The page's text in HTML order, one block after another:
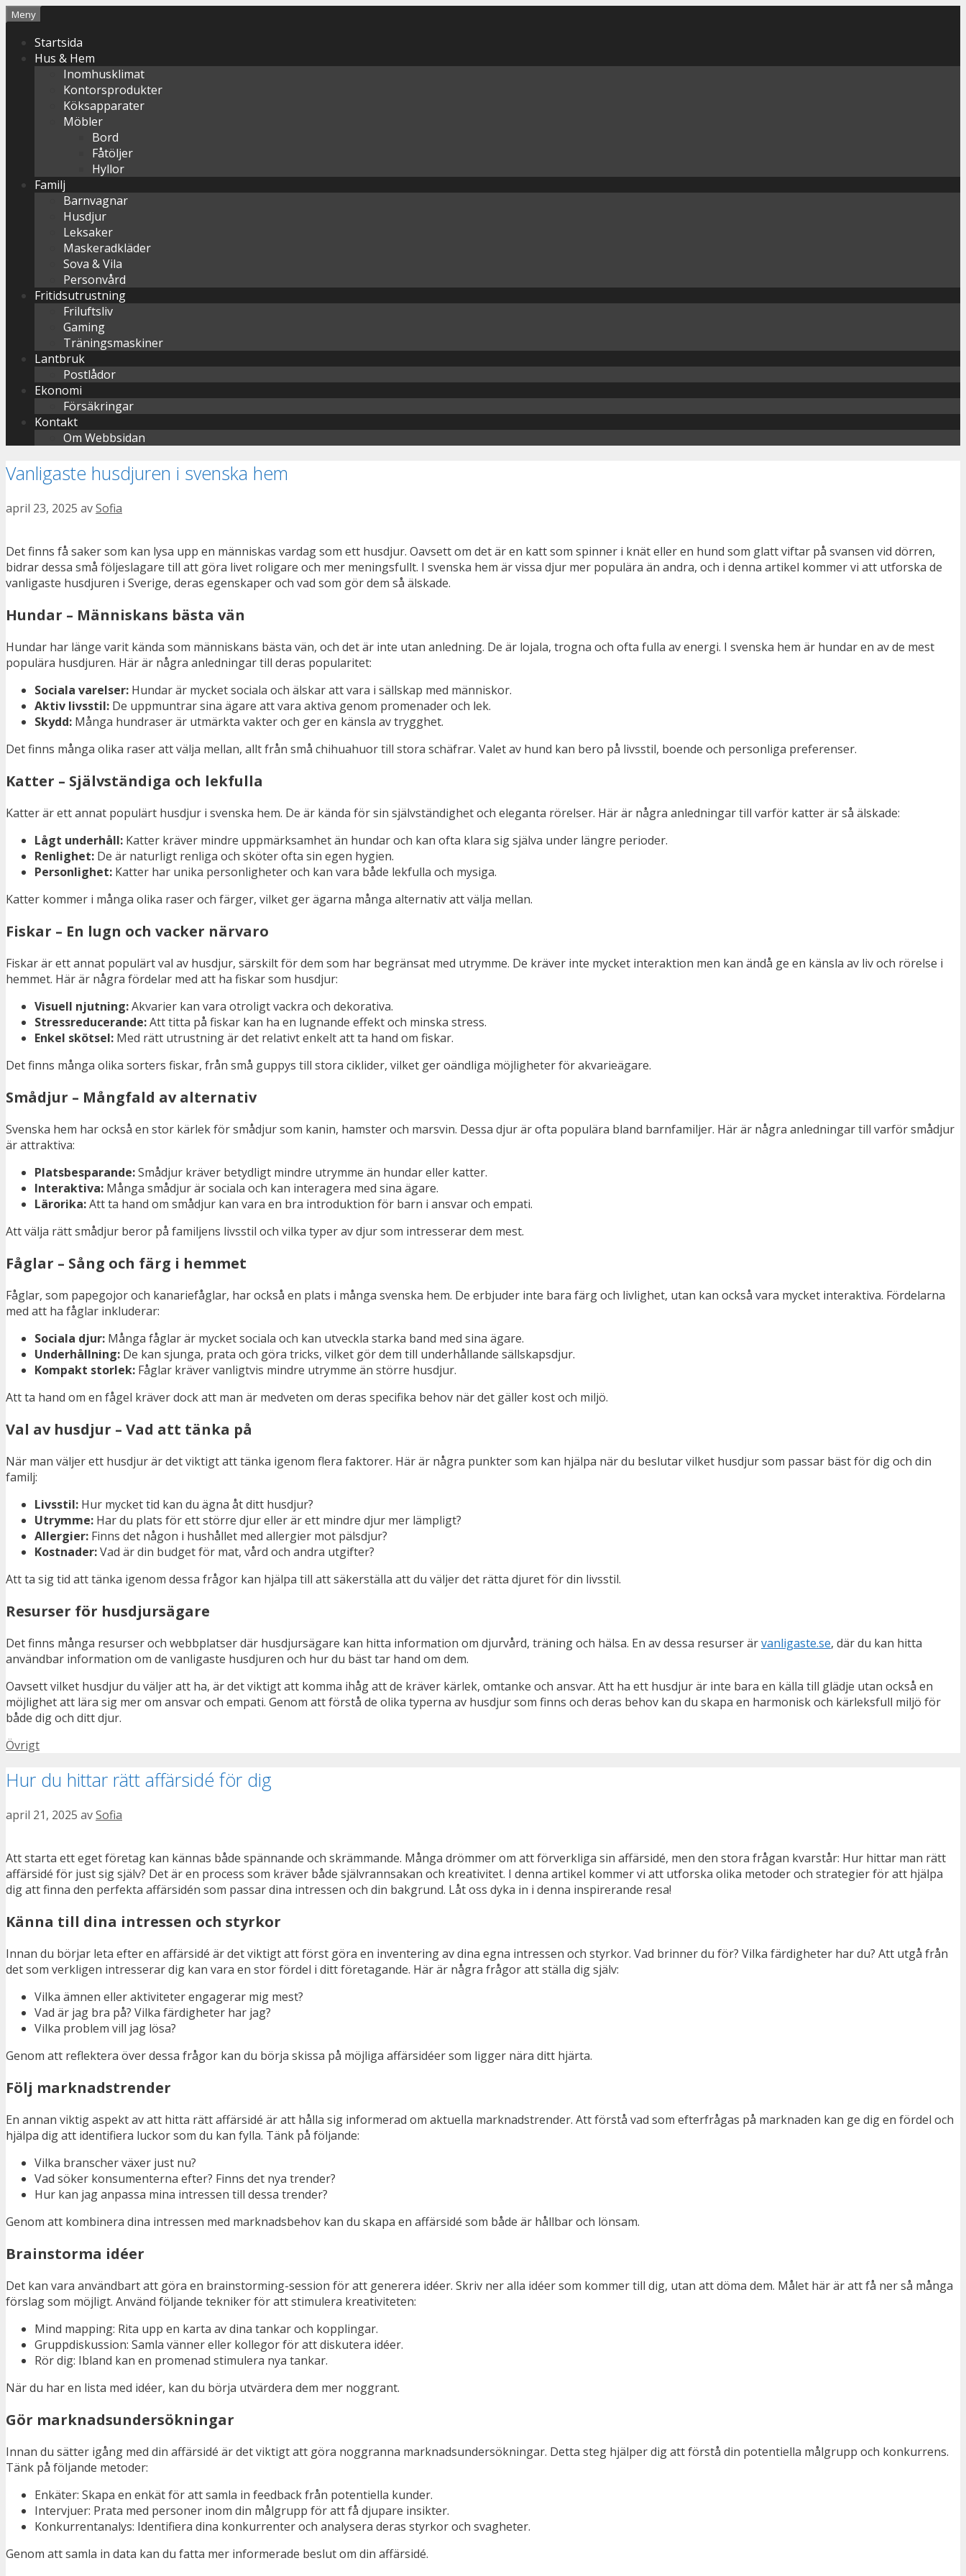
Hoppa
innehåll
Meny
Startsida
Hus & Hem
Inomhusklimat
Kontorsprodukter
Köksapparater
Möbler
Bord
Fåtöljer
Hyllor
Familj
Barnvagnar
Husdjur
Leksaker
Maskeradkläder
Sova & Vila
Personvård
Fritidsutrustning
Friluftsliv
Gaming
Träningsmaskiner
Lantbruk
Postlådor
Ekonomi
Försäkringar
Kontakt
Om Webbsidan
Vanligaste husdjuren i svenska hem
april 23, 2025 avSofia
Det finns få saker som kan lysa upp en människas vardag som ett husdjur. Oavsett om det är en katt som spinner i knät eller en hund som glatt viftar på svansen vid dörren,
bidrar dessa små följeslagare till att göra livet roligare och mer meningsfullt. I svenska hem är vissa djur mer populära än andra, och i denna artikel kommer vi att utforska de
vanligaste husdjuren i Sverige, deras egenskaper och vad som gör dem så älskade.
Hundar – Människans bästa vän
Hundar har länge varit kända som människans bästa vän, och det är inte utan anledning. De är lojala, trogna och ofta fulla av energi. I svenska hem är hundar en av de mest
populära husdjuren. Här är några anledningar till deras popularitet:
Sociala varelser: Hundar är mycket sociala och älskar att vara i sällskap med människor.
Aktiv livsstil: De uppmuntrar sina ägare att vara aktiva genom promenader och lek.
Skydd: Många hundraser är utmärkta vakter och ger en känsla av trygghet.
Det finns många olika raser att välja mellan, allt från små chihuahuor till stora schäfrar. Valet av hund kan bero på livsstil, boende och personliga preferenser.
Katter – Självständiga och lekfulla
Katter är ett annat populärt husdjur i svenska hem. De är kända för sin självständighet och eleganta rörelser. Här är några anledningar till varför katter är så älskade:
Lågt underhåll: Katter kräver mindre uppmärksamhet än hundar och kan ofta klara sig själva under längre perioder.
Renlighet: De är naturligt renliga och sköter ofta sin egen hygien.
Personlighet: Katter har unika personligheter och kan vara både lekfulla och mysiga.
Katter kommer i många olika raser och färger, vilket ger ägarna många alternativ att välja mellan.
Fiskar – En lugn och vacker närvaro
Fiskar är ett annat populärt val av husdjur, särskilt för dem som har begränsat med utrymme. De kräver inte mycket interaktion men kan ändå ge en känsla av liv och rörelse i
hemmet. Här är några fördelar med att ha fiskar som husdjur:
Visuell njutning:Akvarier kan vara otroligt vackra och dekorativa.
Stressreducerande:Att titta på fiskar kan ha en lugnande effekt och minska stress.
Enkel skötsel: Med rätt utrustning är det relativt enkelt att ta hand om fiskar.
Det finns många olika sorters fiskar, från små guppys till stora ciklider, vilket ger oändliga möjligheter för akvarieägare.
Smådjur – Mångfald av alternativ
Svenska hem har också en stor kärlek för smådjur som kanin, hamster och marsvin. Dessa djur är ofta populära bland barnfamiljer. Här är några anledningar till varför smådjur
är attraktiva:
Platsbesparande:Smådjur kräver betydligt mindre utrymme än hundar eller katter.
Interaktiva: Många smådjur är sociala och kan interagera med sina ägare.
Lärorika:Att ta hand om smådjur kan vara en bra introduktion för barn i ansvar och empati.
Att välja rätt smådjur beror på familjens livsstil och vilka typer av djur som intresserar dem mest.
Fåglar – Sång och färg i hemmet
Fåglar, som papegojor och kanariefåglar, har också en plats i många svenska hem. De erbjuder inte bara färg och livlighet, utan kan också vara mycket interaktiva. Fördelarna
med att ha fåglar inkluderar:
Sociala djur: Många fåglar är mycket sociala och kan utveckla starka band med sina ägare.
Underhållning: De kan sjunga, prata och göra tricks, vilket gör dem till underhållande sällskapsdjur.
Kompakt storlek: Fåglar kräver vanligtvis mindre utrymme än större husdjur.
Att ta hand om en fågel kräver dock att man är medveten om deras specifika behov när det gäller kost och miljö.
Val av husdjur – Vad att tänka på
När man väljer ett husdjur är det viktigt att tänka igenom flera faktorer. Här är några punkter som kan hjälpa när du beslutar vilket husdjur som passar bäst för dig och din
familj:
Livsstil: Hur mycket tid kan du ägna åt ditt husdjur?
Utrymme: Har du plats för ett större djur eller är ett mindre djur mer lämpligt?
Allergier: Finns det någon i hushållet med allergier mot pälsdjur?
Kostnader:Vad är din budget för mat, vård och andra utgifter?
Att ta sig tid att tänka igenom dessa frågor kan hjälpa till att säkerställa att du väljer det rätta djuret för din livsstil.
Resurser för husdjursägare
Det finns många resurser och webbplatser där husdjursägare kan hitta information om djurvård, träning och hälsa. En av dessa resurser ärvanligaste.se, där du kan hitta
användbar information om de vanligaste husdjuren och hur du bäst tar hand om dem.
Oavsett vilket husdjur du väljer att ha, är det viktigt att komma ihåg att de kräver kärlek, omtanke och ansvar. Att ha ett husdjur är inte bara en källa till glädje utan också en
möjlighet att lära sig mer om ansvar och empati. Genom att förstå de olika typerna av husdjur som finns och deras behov kan du skapa en harmonisk och kärleksfull miljö för
både dig och ditt djur.
Kategorier
Övrigt
Hur du hittar rätt affärsidé för dig
april 21, 2025 avSofia
Att starta ett eget företag kan kännas både spännande och skrämmande. Många drömmer om att förverkliga sin affärsidé, men den stora frågan kvarstår: Hur hittar man rätt
affärsidé för just sig själv? Det är en process som kräver både självrannsakan och kreativitet. I denna artikel kommer vi att utforska olika metoder och strategier för att hjälpa
dig att finna den perfekta affärsidén som passar dina intressen och din bakgrund. Låt oss dyka in i denna inspirerande resa!
Känna till dina intressen och styrkor
Innan du börjar leta efter en affärsidé är det viktigt att först göra en inventering av dina egna intressen och styrkor. Vad brinner du för? Vilka färdigheter har du? Att utgå från
det som verkligen intresserar dig kan vara en stor fördel i ditt företagande. Här är några frågor att ställa dig själv:
Vilka ämnen eller aktiviteter engagerar mig mest?
Vad är jag bra på? Vilka färdigheter har jag?
Vilka problem vill jag lösa?
Genom att reflektera över dessa frågor kan du börja skissa på möjliga affärsidéer som ligger nära ditt hjärta.
Följ marknadstrender
En annan viktig aspekt av att hitta rätt affärsidé är att hålla sig informerad om aktuella marknadstrender. Att förstå vad som efterfrågas på marknaden kan ge dig en fördel och
hjälpa dig att identifiera luckor som du kan fylla. Tänk på följande:
Vilka branscher växer just nu?
Vad söker konsumenterna efter? Finns det nya trender?
Hur kan jag anpassa mina intressen till dessa trender?
Genom att kombinera dina intressen med marknadsbehov kan du skapa en affärsidé som både är hållbar och lönsam.
Brainstorma idéer
Det kan vara användbart att göra en brainstorming-session för att generera idéer. Skriv ner alla idéer som kommer till dig, utan att döma dem. Målet här är att få ner så många
förslag som möjligt. Använd följande tekniker för att stimulera kreativiteten:
Mind mapping: Rita upp en karta av dina tankar och kopplingar.
Gruppdiskussion: Samla vänner eller kollegor för att diskutera idéer.
Rör dig: Ibland kan en promenad stimulera nya tankar.
När du har en lista med idéer, kan du börja utvärdera dem mer noggrant.
Gör marknadsundersökningar
Innan du sätter igång med din affärsidé är det viktigt att göra noggranna marknadsundersökningar. Detta steg hjälper dig att förstå din potentiella målgrupp och konkurrens.
Tänk på följande metoder:
Enkäter: Skapa en enkät för att samla in feedback från potentiella kunder.
Intervjuer: Prata med personer inom din målgrupp för att få djupare insikter.
Konkurrentanalys: Identifiera dina konkurrenter och analysera deras styrkor och svagheter.
Genom att samla in data kan du fatta mer informerade beslut om din affärsidé.